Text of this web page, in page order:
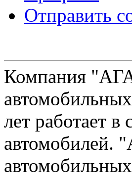
Отправить
Компания
лет работает
автомобилей.